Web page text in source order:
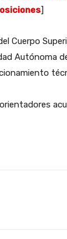
]
Cuerpo
Autónoma